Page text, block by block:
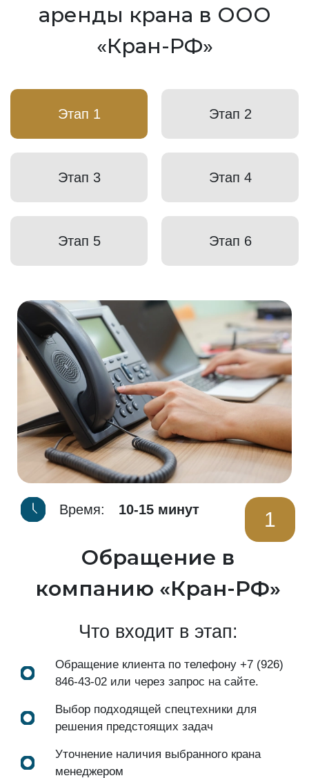
аренды крана в ООО
«Кран-РФ»
Этап 1 Этап 2
Этап 3 Этап 4
Этап 5 Этап 6
Время: 10-15 минут 1
Обращение в
компанию «Кран-РФ»
Что входит в этап:
Обращение клиента по телефону +7 (926)
846-43-02 или через запрос на сайте.
Выбор подходящей спецтехники для
решения предстоящих задач
Уточнение наличия выбранного крана
менеджером